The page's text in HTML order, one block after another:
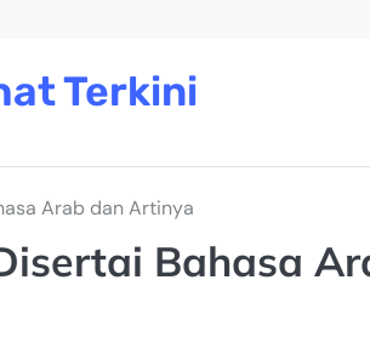
Terkini
Arab dan Artinya
Bahasa